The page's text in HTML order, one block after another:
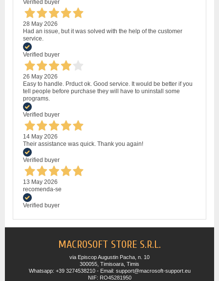
Verified buyer
28 May 2026
Had an issue, but it was solved with the help of the customer
service.
Verified buyer
26 May 2026
Easy to handle. Prduct ok. Good service. It would be better if you
tell people before purchase they will have to uninstall some
programs.
Verified buyer
14 May 2026
Their assistance was quick. Thank you again!
Verified buyer
13 May 2026
recomenda-se
Verified buyer
MACROSOFT STORE S.R.L.
via Episcop Augustin Pacha, n. 10
300055, Timisoara, Timis
Whatsapp: +39 3274538210 - Email: support@macrosoft-support.eu
NIF: RO45281950